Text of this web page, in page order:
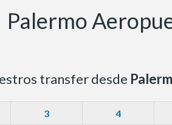
Palermo
transfer desde
3 4